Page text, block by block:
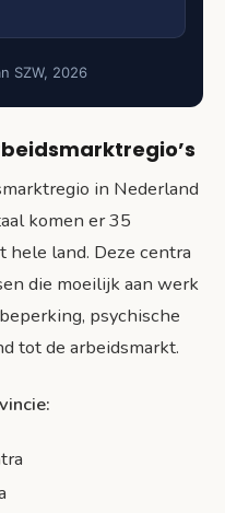
SZW, 2026
in Nederland
komen er 35
land. Deze centra
die moeilijk aan werk
psychische
tot de arbeidsmarkt.